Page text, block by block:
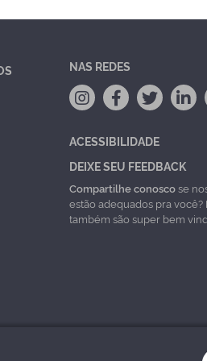
NAS REDES
ACESSIBILIDADE
DEIXE SEU FEEDBACK
Compartilhe conoscose
estão adequados pra você?
também são super bem